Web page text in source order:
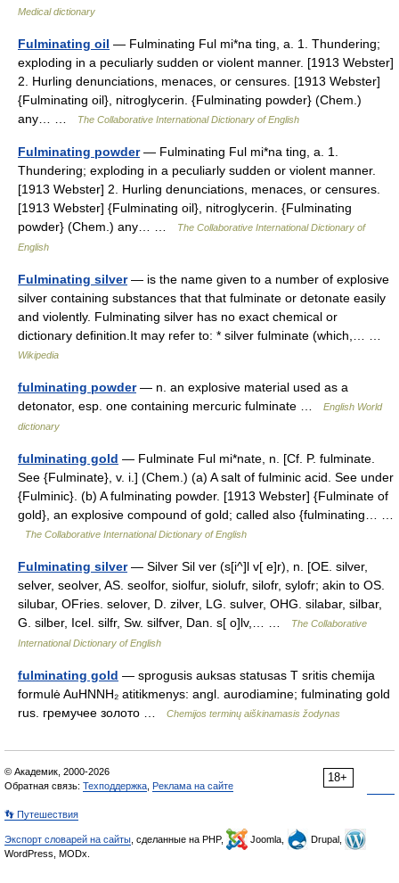
Medical dictionary
Fulminating oil — Fulminating Ful mi*na ting, a. 1. Thundering;
exploding in a peculiarly sudden or violent manner. [1913 Webster]
2. Hurling denunciations, menaces, or censures. [1913 Webster]
{Fulminating oil}, nitroglycerin. {Fulminating powder} (Chem.)
any… …
The Collaborative International Dictionary of English
Fulminating powder— Fulminating Ful mi*na ting, a. 1.
Thundering; exploding in a peculiarly sudden or violent manner.
[1913 Webster] 2. Hurling denunciations, menaces, or censures.
[1913 Webster] {Fulminating oil}, nitroglycerin. {Fulminating
powder} (Chem.) any… …
The Collaborative International Dictionary of
English
Fulminating silver— is the name given to a number of explosive
silver containing substances that that fulminate or detonate easily
and violently. Fulminating silver has no exact chemical or
dictionary definition.It may refer to: * silver fulminate (which,… …
Wikipedia
fulminating powder— n. an explosive material used as a
detonator, esp. one containing mercuric fulminate …
English World
dictionary
fulminating gold — Fulminate Ful mi*nate, n. [Cf. P. fulminate.
See {Fulminate}, v. i.] (Chem.) (a) A salt of fulminic acid. See under
{Fulminic}. (b) A fulminating powder. [1913 Webster] {Fulminate of
gold}, an explosive compound of gold; called also {fulminating… …
The Collaborative International Dictionary of English
Fulminating silver— Silver Sil ver (s[i^]l v[ e]r), n. [OE. silver,
selver, seolver, AS. seolfor, siolfur, siolufr, silofr, sylofr; akin to OS.
silubar, OFries. selover, D. zilver, LG. sulver, OHG. silabar, silbar,
G. silber, Icel. silfr, Sw. silfver, Dan. s[ o]lv,… …
The Collaborative
International Dictionary of English
fulminating gold — sprogusis auksas statusas T sritis chemija
formulė AuHNNH₂ atitikmenys: angl. aurodiamine; fulminating gold
rus. гремучее золото …
Chemijos terminų aiškinamasis žodynas
18+
© Академик, 2000-2026
Обратная связь: Техподдержка Реклама на сайте
👣 Путешествия
Экспорт словарей на сайты , сделанные на PHP, Joomla,
Drupal,
WordPress, MODx.